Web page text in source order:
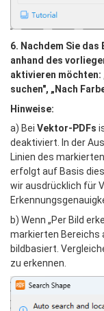
6. Nachdem Sie
anhand des
aktivieren möchten:
suchen", „Nach
Hinweise:
a) Bei Vektor-PDFs
deaktiviert. In der
Linien des
erfolgt auf Basis
wir ausdrücklich für
b) Wenn „Per Bild
markierten Bereichs
bildbasiert.
zu erkennen.